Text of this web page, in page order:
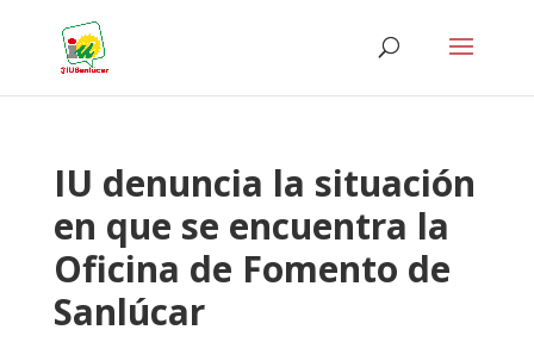
IU denuncia la situación
en que se encuentra la
Oficina de Fomento de
Sanlúcar